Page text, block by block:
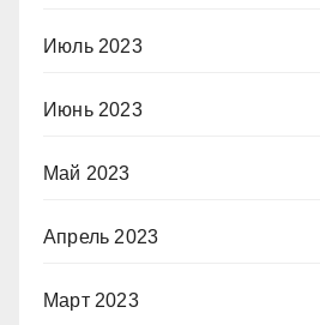
Июль 2023
Июнь 2023
Май 2023
Апрель 2023
Март 2023